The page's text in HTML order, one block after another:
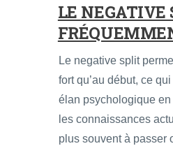
LE NEGATIVE
Le negative split
fort qu’au début, ce
élan psychologique
les connaissances
plus souvent à passer